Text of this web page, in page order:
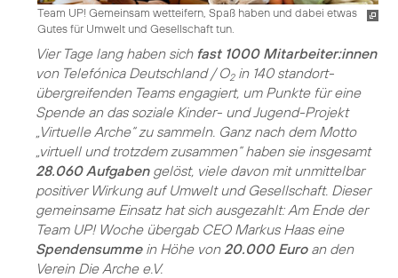
Team UP! Gemeinsam wetteifern, Spaß haben und dabei etwas
Gutes für Umwelt und Gesellschaft tun.
Vier Tage lang haben sich fast 1000 Mitarbeiter:innen
von Telefónica Deutschland / O2in 140 standort­
übergrei­fenden Teams engagiert, um Punkte für eine
Spende an das soziale Kinder- und Jugend-Projekt
„Virtuelle Arche“ zu sammeln. Ganz nach dem Motto
„virtuell und trotzdem zusammen“ haben sie insgesamt
28.060 Aufgabengelöst, viele davon mit unmittelbar
positiver Wirkung auf Umwelt und Gesellschaft. Dieser
gemeinsame Einsatz hat sich ausgezahlt: Am Ende der
Team UP! Woche übergab CEO Markus Haas eine
Spendensummein Höhe von 20.000 Euroan den
Verein Die Arche e.V.